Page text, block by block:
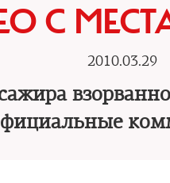
С
2010.03.29